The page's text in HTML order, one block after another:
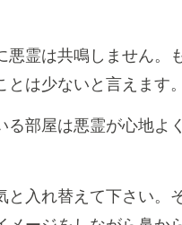
霊は共鳴しません。
は少ないと言えます。
部屋は悪霊が心地よ
入れ替えて下さい。